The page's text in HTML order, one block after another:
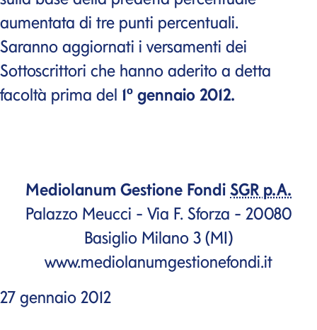
aumentata di tre punti percentuali.
Saranno aggiornati i versamenti dei
Sottoscrittori che hanno aderito a detta
facoltà prima del 1º gennaio 2012.
Mediolanum Gestione Fondi SGR p.A.
Palazzo Meucci - Via F. Sforza - 20080
Basiglio Milano 3 (MI)
www.mediolanumgestionefondi.it
27 gennaio 2012